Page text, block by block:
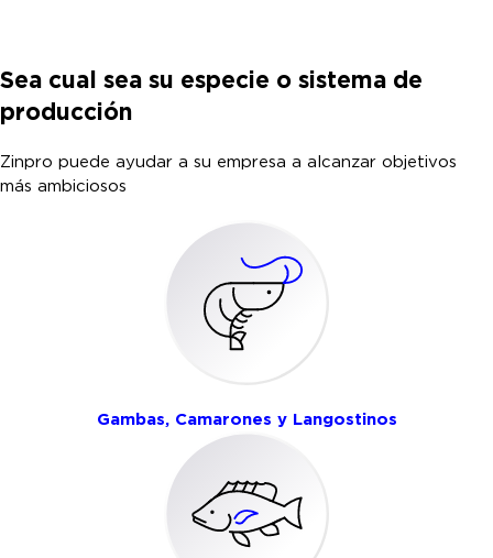
Sea cual sea su especie o sistema de
producción
Zinpro puede ayudar a su empresa a alcanzar objetivos
más ambiciosos
Gambas, Camarones y Langostinos